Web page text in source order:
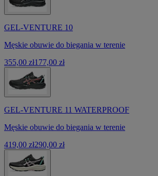
GEL-VENTURE 10
Męskie obuwie do biegania w terenie
355,00 zł177,00 zł
GEL-VENTURE 11 WATERPROOF
Męskie obuwie do biegania w terenie
419,00 zł290,00 zł